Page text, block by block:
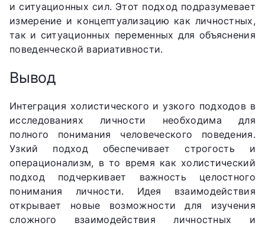
и ситуационных сил. Этот подход подразумевает
измерение и концептуализацию как личностных,
так и ситуационных переменных для объяснения
поведенческой вариативности.
Вывод
Интеграция холистического и узкого подходов в
исследованиях личности необходима для
полного понимания человеческого поведения.
Узкий подход обеспечивает строгость и
операционализм, в то время как холистический
подход подчеркивает важность целостного
понимания личности. Идея взаимодействия
открывает новые возможности для изучения
сложного взаимодействия личностных и